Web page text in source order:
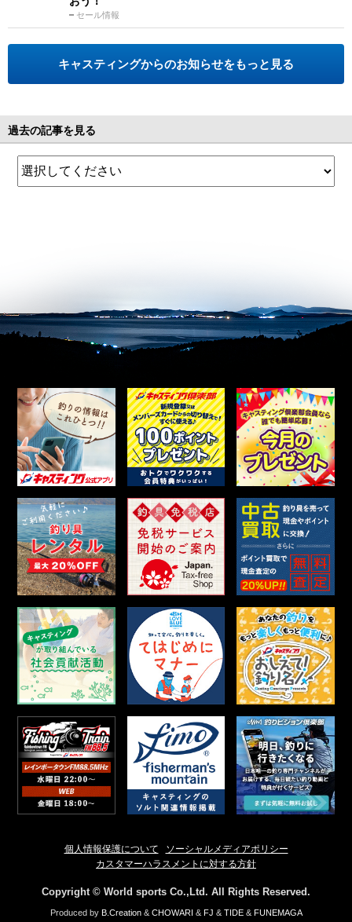
セール情報
キャスティングからのお知らせをもっと見る
過去の記事を見る
個人情報保護について
ソーシャルメディアポリシー
カスタマーハラスメントに対する方針
Copyright © World sports Co.,Ltd. All Rights Reserved.
Produced by B.Creation& CHOWARI & FJ & TIDE& FUNEMAGA